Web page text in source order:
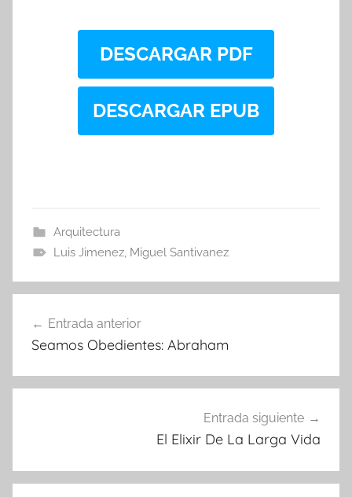
DESCARGAR PDF
DESCARGAR EPUB
Arquitectura
Luis Jimenez, Miguel Santivanez
de
Entrada anterior
Seamos Obedientes: Abraham
Entrada siguiente
El Elixir De La Larga Vida